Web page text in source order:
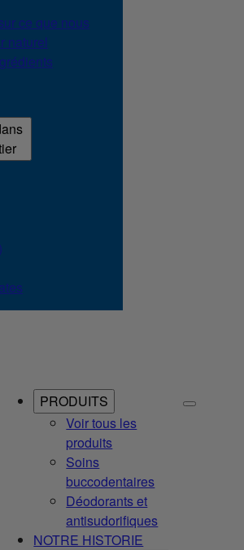
ce que nous
naturel
PRODUITS
Voir tous les
produits
Soins
buccodentaires
Déodorants et
antisudorifiques
NOTRE HISTORIE